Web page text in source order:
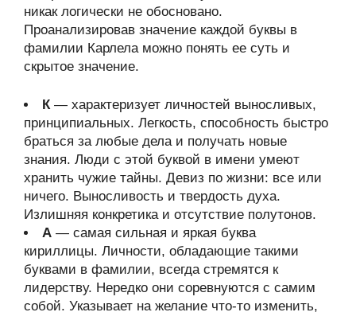
никак логически не обосновано.
Проанализировав значение каждой буквы в
фамилии Карлела можно понять ее суть и
скрытое значение.
К— характеризует личностей выносливых,
принципиальных. Легкость, способность быстро
браться за любые дела и получать новые
знания. Люди с этой буквой в имени умеют
хранить чужие тайны. Девиз по жизни: все или
ничего. Выносливость и твердость духа.
Излишняя конкретика и отсутствие полутонов.
А — самая сильная и яркая буква
кириллицы. Личности, обладающие такими
буквами в фамилии, всегда стремятся к
лидерству. Нередко они соревнуются с самим
собой. Указывает на желание что-то изменить,